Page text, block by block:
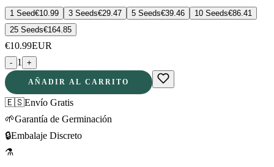
1 Seed€10.99 3 Seeds€29.47 5 Seeds€39.46 10 Seeds€86.41
25 Seeds€164.85
€10.99EUR
- 1 +
AÑADIR AL CARRITO
🇪🇸Envío Gratis
🌱Garantía de Germinación
🔒Embalaje Discreto
⚗